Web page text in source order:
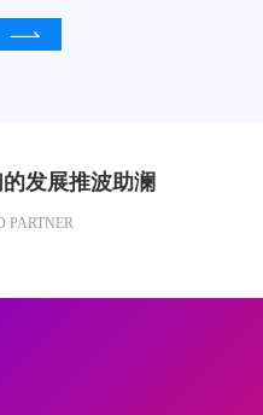
发展推波助澜
PARTNER